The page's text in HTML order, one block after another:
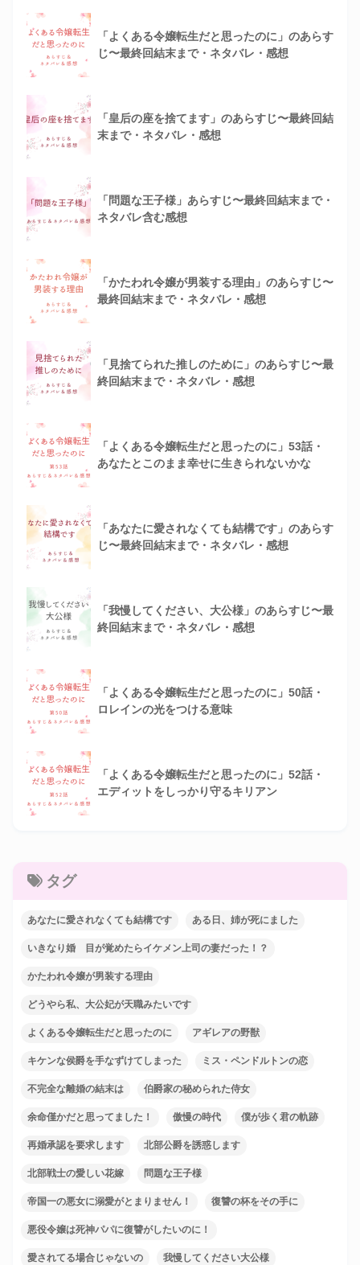
「よくある令嬢転生だと思ったのに」のあらす
じ〜最終回結末まで・ネタバレ・感想
「皇后の座を捨てます」のあらすじ〜最終回結
末まで・ネタバレ・感想
「問題な王子様」あらすじ〜最終回結末まで・
ネタバレ含む感想
「かたわれ令嬢が男装する理由」のあらすじ〜
最終回結末まで・ネタバレ・感想
「見捨てられた推しのために」のあらすじ〜最
終回結末まで・ネタバレ・感想
「よくある令嬢転生だと思ったのに」53話・
あなたとこのまま幸せに生きられないかな
「あなたに愛されなくても結構です」のあらす
じ〜最終回結末まで・ネタバレ・感想
「我慢してください、大公様」のあらすじ〜最
終回結末まで・ネタバレ・感想
「よくある令嬢転生だと思ったのに」50話・
ロレインの光をつける意味
「よくある令嬢転生だと思ったのに」52話・
エディットをしっかり守るキリアン
タグ
あなたに愛されなくても結構です ある日、姉が死にました
いきなり婚 目が覚めたらイケメン上司の妻だった！？
かたわれ令嬢が男装する理由
どうやら私、大公妃が天職みたいです
よくある令嬢転生だと思ったのに アギレアの野獣
キケンな侯爵を手なずけてしまった ミス・ペンドルトンの恋
不完全な離婚の結末は 伯爵家の秘められた侍女
余命僅かだと思ってました！ 傲慢の時代 僕が歩く君の軌跡
再婚承認を要求します 北部公爵を誘惑します
北部戦士の愛しい花嫁 問題な王子様
帝国一の悪女に溺愛がとまりません！ 復讐の杯をその手に
悪役令嬢は死神パパに復讐がしたいのに！
愛されてる場合じゃないの 我慢してください大公様